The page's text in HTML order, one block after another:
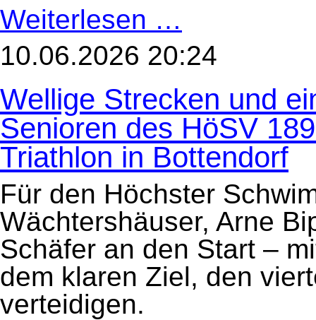
Weiterlesen … der
2.
Seniorenliga
des
Fill-
Triathlon
Taunusstein
am
13.
Juni
10.06.2026 20:24
Wellige Strecken und
Senioren des HöSV
Triathlon in Bottendorf
Für den Höchster
Wächtershäuser, Arne
Schäfer an den Start –
dem klaren Ziel, den
verteidigen.